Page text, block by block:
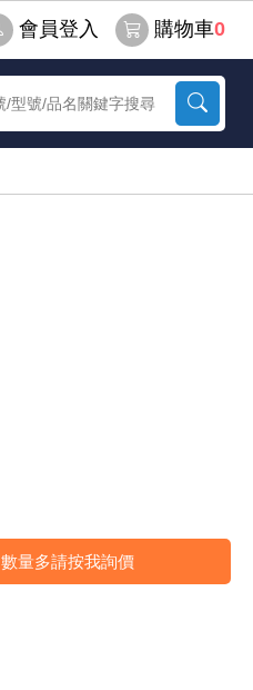
會員登入 購物車0
數量多請按我詢價